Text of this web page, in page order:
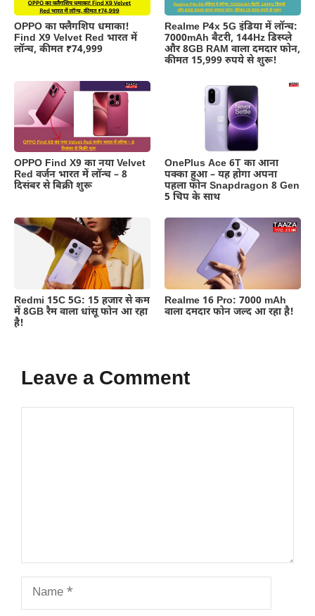
OPPO का फ्लैगशिप धमाका!
Find X9 Velvet Red भारत में
लॉन्च, कीमत ₹74,999
Realme P4x 5G इंडिया में लॉन्च:
7000mAh बैटरी, 144Hz डिस्प्ले
और 8GB RAM वाला दमदार फोन,
कीमत 15,999 रुपये से शुरू!
OPPO Find X9 का नया Velvet
Red वर्जन भारत में लॉन्च – 8
दिसंबर से बिक्री शुरू
OnePlus Ace 6T का आना
पक्का हुआ – यह होगा अपना
पहला फोन Snapdragon 8 Gen
5 चिप के साथ
Redmi 15C 5G: 15 हजार से कम
में 8GB रैम वाला धांसू फोन आ रहा
है!
Realme 16 Pro: 7000 mAh
वाला दमदार फोन जल्द आ रहा है!
Leave a Comment
Name